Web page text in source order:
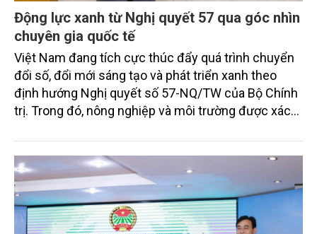
Động lực xanh từ Nghị quyết 57 qua góc nhìn
chuyên gia quốc tế
Việt Nam đang tích cực thúc đẩy quá trình chuyển
đổi số, đổi mới sáng tạo và phát triển xanh theo
định hướng Nghị quyết số 57-NQ/TW của Bộ Chính
trị. Trong đó, nông nghiệp và môi trường được xác
sắc bởi các tiến bộ công nghệ và cam kết bền vững
toàn cầu, đặc biệt là mục tiêu đưa phát thải ròng
bằng 0 (Net-Zero) vào năm 2050.